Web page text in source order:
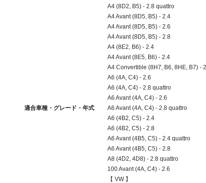
適合車種・グレード・年式
A4 (8D2, B5) - 2.8 quattro
A4 Avant (8D5, B5) - 2.4
A4 Avant (8D5, B5) - 2.6
A4 Avant (8D5, B5) - 2.8
A4 (8E2, B6) - 2.4
A4 Avant (8E5, B6) - 2.4
A4 Convertible (8H7, B6, 8HE, B7) -
A6 (4A, C4) - 2.6
A6 (4A, C4) - 2.8 quattro
A6 Avant (4A, C4) - 2.6
A6 Avant (4A, C4) - 2.8 quattro
A6 (4B2, C5) - 2.4
A6 (4B2, C5) - 2.8
A6 Avant (4B5, C5) - 2.4 quattro
A6 Avant (4B5, C5) - 2.8
A8 (4D2, 4D8) - 2.8 quattro
100 Avant (4A, C4) - 2.6
【 VW 】